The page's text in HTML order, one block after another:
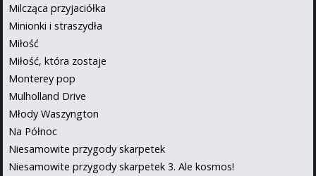
Milcząca przyjaciółka
Minionki i straszydła
Miłość
Miłość, która zostaje
Monterey pop
Mulholland Drive
Młody Waszyngton
Na Północ
Niesamowite przygody skarpetek
Niesamowite przygody skarpetek 3. Ale kosmos!